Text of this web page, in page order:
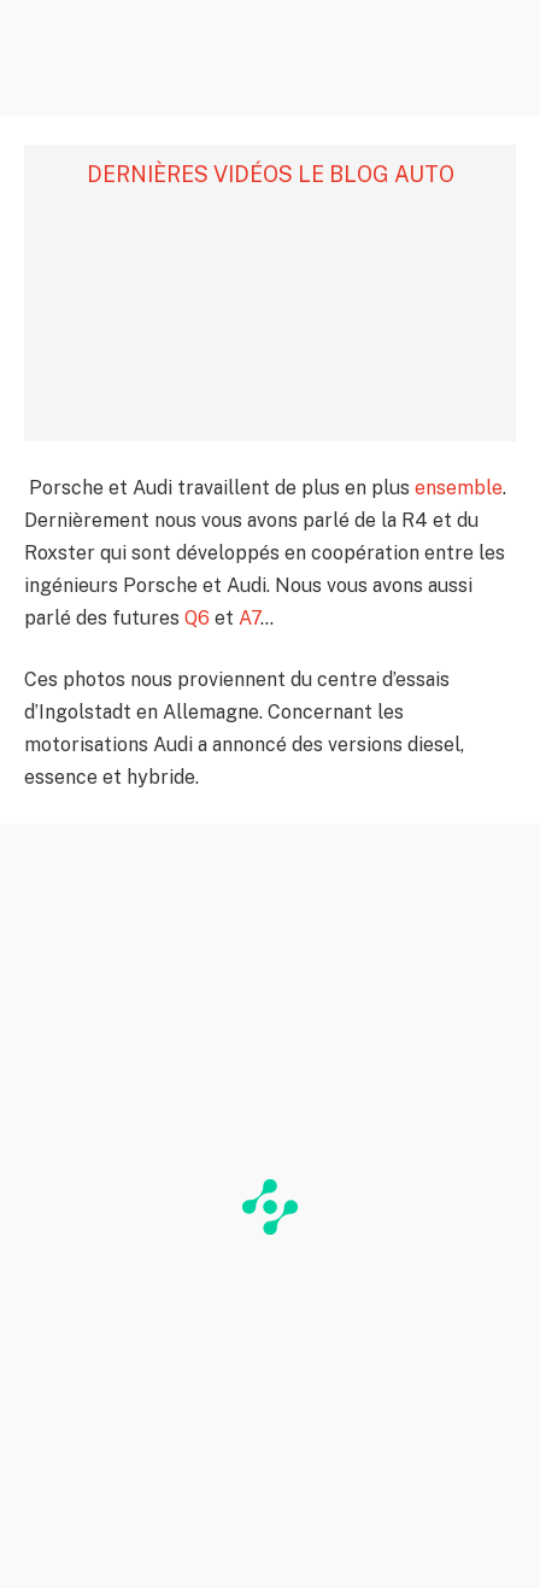
DERNIÈRES VIDÉOS LE BLOG AUTO
Porsche et Audi travaillent de plus en plus ensemble.
Dernièrement nous vous avons parlé de la R4 et du
Roxster qui sont développés en coopération entre les
ingénieurs Porsche et Audi. Nous vous avons aussi
parlé des futures Q6 et A7…
Ces photos nous proviennent du centre d’essais
d’Ingolstadt en Allemagne. Concernant les
motorisations Audi a annoncé des versions diesel,
essence et hybride.